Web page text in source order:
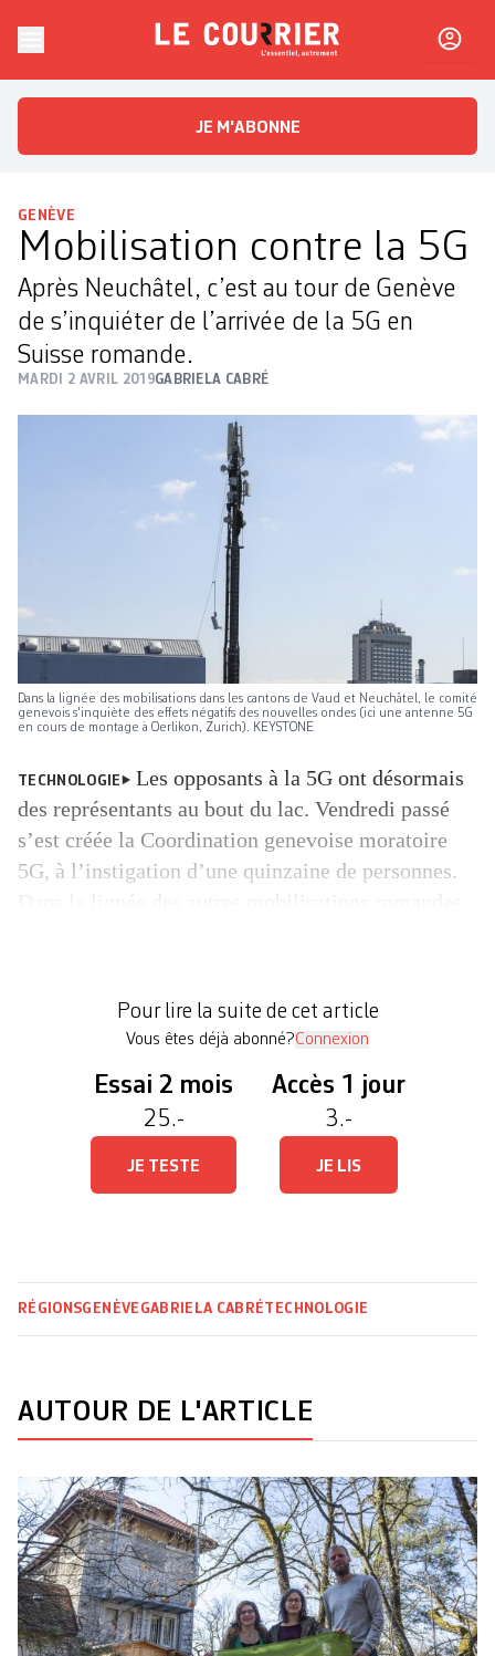
Le CourrierL'essentiel, autrement
JE M'ABONNE
GENÈVE
Mobilisation contre la 5G
Après Neuchâtel, c’est au tour de Genève
de s’inquiéter de l’arrivée de la 5G en
Suisse romande.
MARDI 2 AVRIL 2019GABRIELA CABRÉ
Dans la lignée des mobilisations dans les cantons de Vaud et Neuchâtel, le comité
genevois s'inquiète des effets négatifs des nouvelles ondes (ici une antenne 5G
en cours de montage à Oerlikon, Zurich). KEYSTONE
TECHNOLOGIE
Les opposants à la 5G ont désormais
des représentants au bout du lac. Vendredi passé
s’est créée la Coordination genevoise moratoire
5G, à l’instigation d’une quinzaine de personnes.
l’absence […]
Pour lire la suite de cet article
Vous êtes déjà abonné?Connexion
Essai 2 mois
25.-
JE TESTE
Accès 1 jour
3.-
JE LIS
RÉGIONSGENÈVE GABRIELA CABRÉTECHNOLOGIE
AUTOUR DE L'ARTICLE